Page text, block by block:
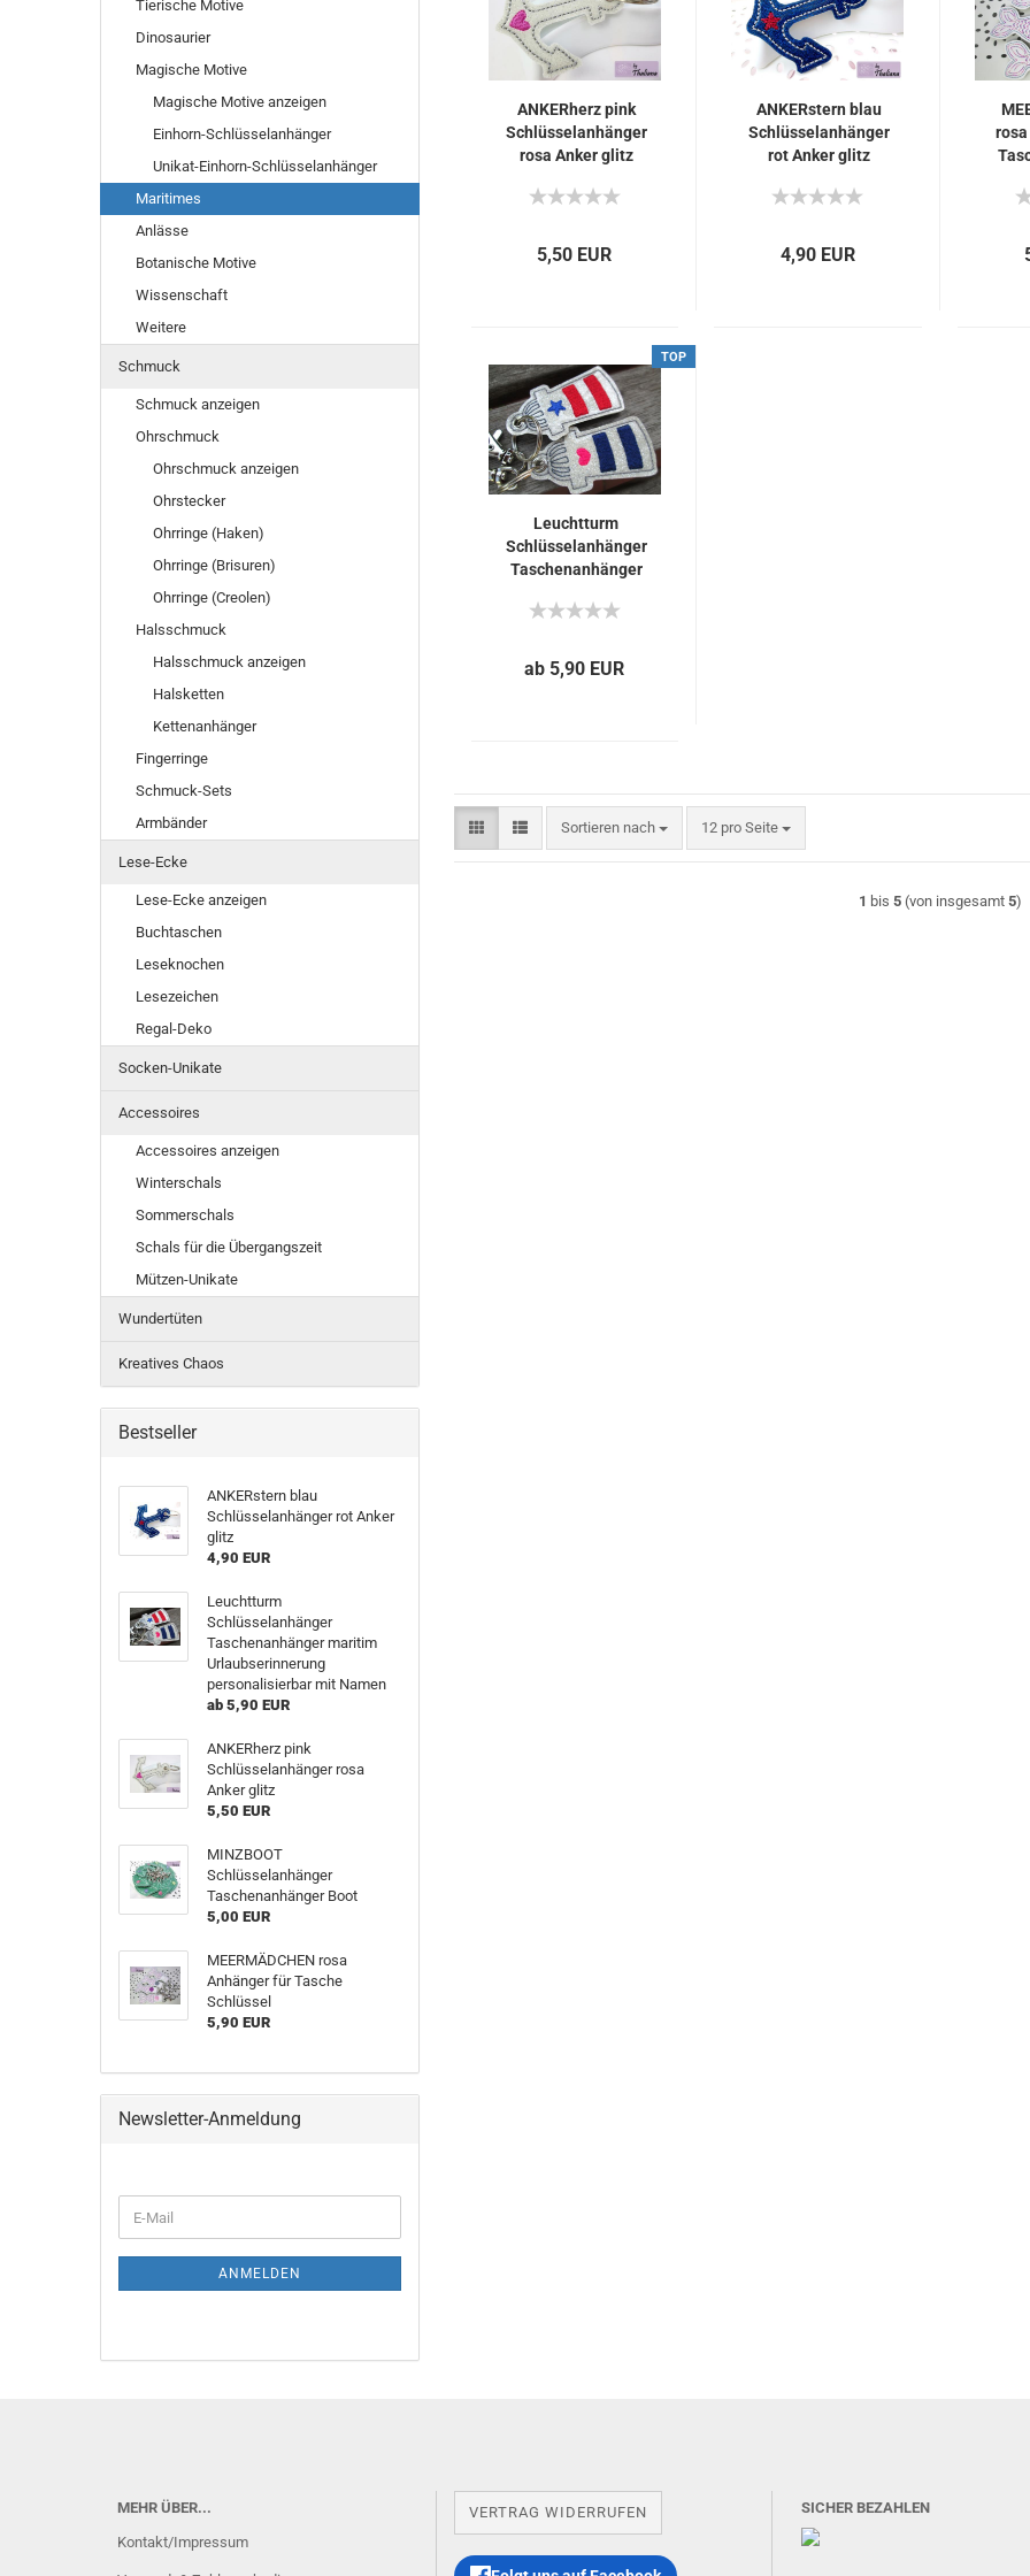
ANKERherz pink
Schlüsselanhänger
rosa Anker glitz
5,50 EUR
ANKERstern blau
Schlüsselanhänger
rot Anker glitz
4,90 EUR
TOP
Leuchtturm
Schlüsselanhänger
Taschenanhänger
Urlaubserinnerung
mit Namen
ab 5,90 EUR
Sortieren nach
Sortieren nach 12 pro Seite
pro Seite
1 bis5 (von insgesamt5)
Tierische Motive
Dinosaurier
Magische Motive
Magische Motive anzeigen
Einhorn-Schlüsselanhänger
Unikat-Einhorn-Schlüsselanhänger
Maritimes
Anlässe
Botanische Motive
Wissenschaft
Weitere
Schmuck
Schmuck anzeigen
Ohrschmuck
Ohrschmuck anzeigen
Ohrstecker
Ohrringe (Haken)
Ohrringe (Brisuren)
Ohrringe (Creolen)
Halsschmuck
Halsschmuck anzeigen
Halsketten
Kettenanhänger
Fingerringe
Schmuck-Sets
Armbänder
Lese-Ecke
Lese-Ecke anzeigen
Buchtaschen
Leseknochen
Lesezeichen
Regal-Deko
Socken-Unikate
Accessoires
Accessoires anzeigen
Winterschals
Sommerschals
Schals für die Übergangszeit
Mützen-Unikate
Wundertüten
Kreatives Chaos
Bestseller
ANKERstern blau
Schlüsselanhänger rot Anker
glitz
4,90 EUR
Leuchtturm
Schlüsselanhänger
Taschenanhänger maritim
Urlaubserinnerung
personalisierbar mit Namen
ab 5,90 EUR
ANKERherz pink
Schlüsselanhänger rosa
Anker glitz
5,50 EUR
MINZBOOT
Schlüsselanhänger
Taschenanhänger Boot
5,00 EUR
MEERMÄDCHEN rosa
Anhänger für Tasche
Schlüssel
5,90 EUR
Newsletter-Anmeldung
E-
Mail
ANMELDEN
MEHR ÜBER...
Kontakt/Impressum
VERTRAG WIDERRUFEN SICHER BEZAHLEN